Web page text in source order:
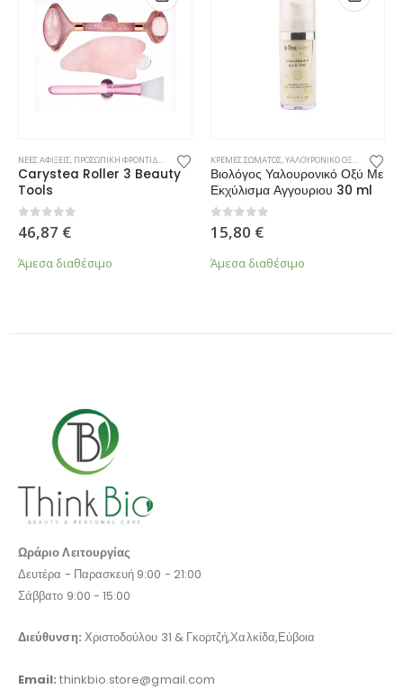
ΝΕΕΣ ΑΦΙΞΕΙΣ, ΠΡΟΣΩΠΙΚΗ ΦΡΟΝΤΙΔΑ , ΦΡΟΝΤΙΔΑ ΠΡΟΣΩΠΟΥ
Carystea Roller 3 Beauty
Tools
0 από 5
46,87 €
Άμεσα διαθέσιμο
ΚΡΕΜΕΣ ΣΩΜΑΤΟΣ,ΥΑΛΟΥΡΟΝΙΚΟ ΟΞΥ ,
Βιολόγος Υαλουρονικό Οξύ Με
Εκχύλισμα Αγγουριου 30 ml
0 από 5
15,80 €
Άμεσα διαθέσιμο
Ωράριο Λειτουργίας
Δευτέρα - Παρασκευή 9:00 - 21:00
Σάββατο 9:00 - 15:00
Διεύθυνση: Χριστοδούλου 31 & Γκορτζή,Χαλκίδα,Εύβοια
Email:thinkbio.store@gmail.com